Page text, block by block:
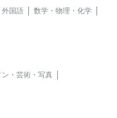
外国語
数学・物理・化学
ン・芸術・写真